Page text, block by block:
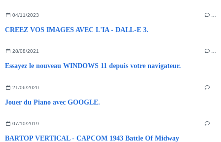
04/11/2023
CREEZ VOS IMAGES AVEC L'IA - DALL-E 3.
28/08/2021
Essayez le nouveau WINDOWS 11 depuis votre navigateur.
21/06/2020
Jouer du Piano avec GOOGLE.
07/10/2019 …
BARTOP VERTICAL - CAPCOM 1943 Battle Of Midway